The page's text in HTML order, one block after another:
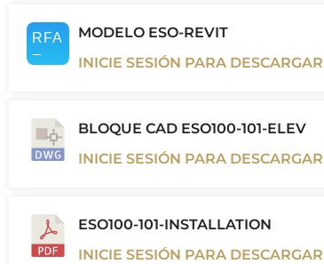
MODELO ESO-REVIT
INICIE SESIÓN PARA DESCARGAR
BLOQUE CAD ESO100-101-ELEV
INICIE SESIÓN PARA DESCARGAR
ESO100-101-INSTALLATION
INICIE SESIÓN PARA DESCARGAR